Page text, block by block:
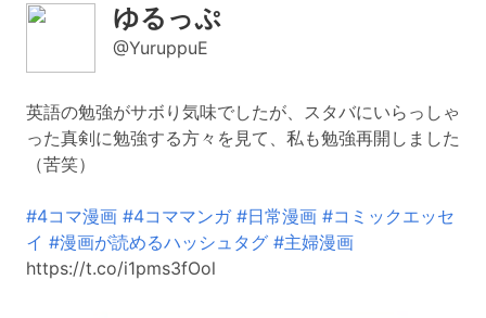
ゆるっぷ
@YuruppuE
英語の勉強がサボり気味でしたが、スタバにいらっしゃ
った真剣に勉強する方々を見て、私も勉強再開しました
（苦笑）
#4コマ漫画 #4コママンガ #日常漫画 #コミックエッセ
イ #漫画が読めるハッシュタグ #主婦漫画
https://t.co/i1pms3fOol